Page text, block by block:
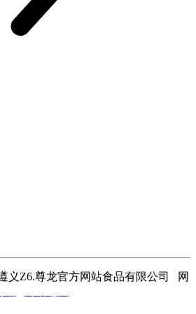
义Z6.尊龙官方网站食品有限公司 网